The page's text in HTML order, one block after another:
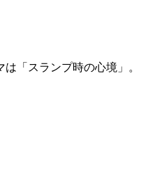
「スランプ時の心境」。